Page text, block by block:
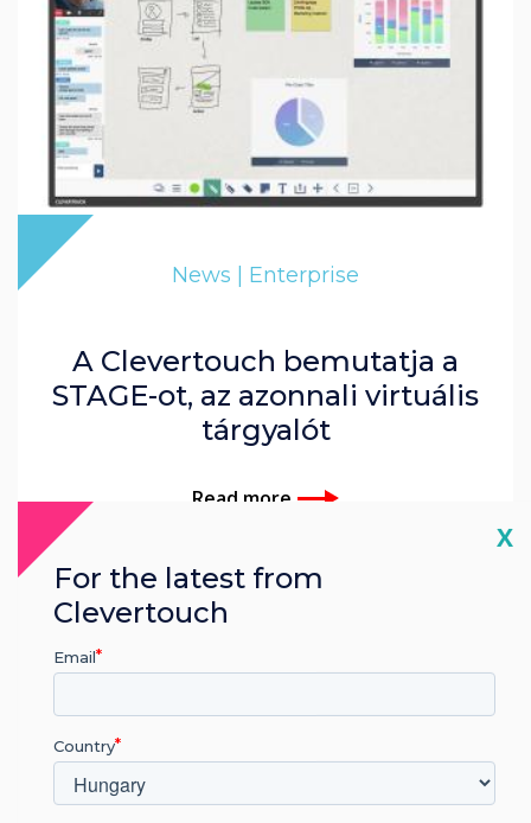
News | Enterprise
A Clevertouch bemutatja a
STAGE-ot, az azonnali virtuális
tárgyalót
Read more
X
For the latest from
Clevertouch
Email
Country